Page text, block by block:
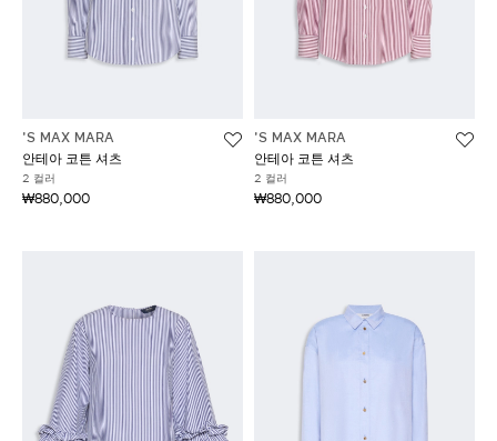
'S MAX MARA
안테아 코튼 셔츠
2 컬러
₩880,000
'S MAX MARA
안테아 코튼 셔츠
2 컬러
₩880,000